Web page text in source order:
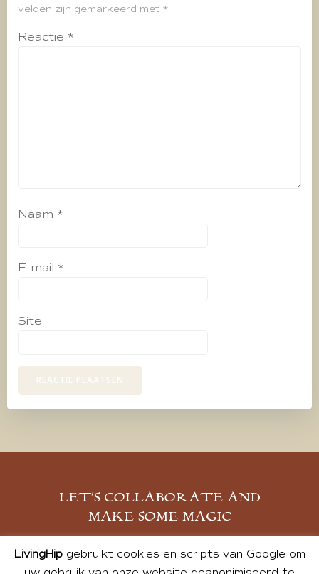
velden zijn gemarkeerd met *
Reactie *
Naam *
E-mail *
Site
LET’S COLLABORATE AND
MAKE SOME MAGIC
MELD JE AAN
LivingHipgebruikt cookies en scripts van Google om